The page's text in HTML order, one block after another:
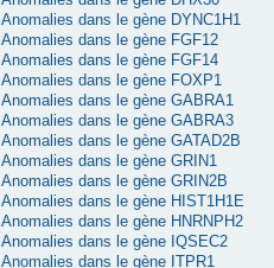
Anomalies dans le gène DYNC1H1
Anomalies dans le gène FGF12
Anomalies dans le gène FGF14
Anomalies dans le gène FOXP1
Anomalies dans le gène GABRA1
Anomalies dans le gène GABRA3
Anomalies dans le gène GATAD2B
Anomalies dans le gène GRIN1
Anomalies dans le gène GRIN2B
Anomalies dans le gène HIST1H1E
Anomalies dans le gène HNRNPH2
Anomalies dans le gène IQSEC2
Anomalies dans le gène ITPR1